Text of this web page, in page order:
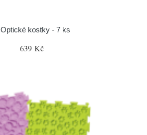
Optické kostky - 7 ks
639 Kč